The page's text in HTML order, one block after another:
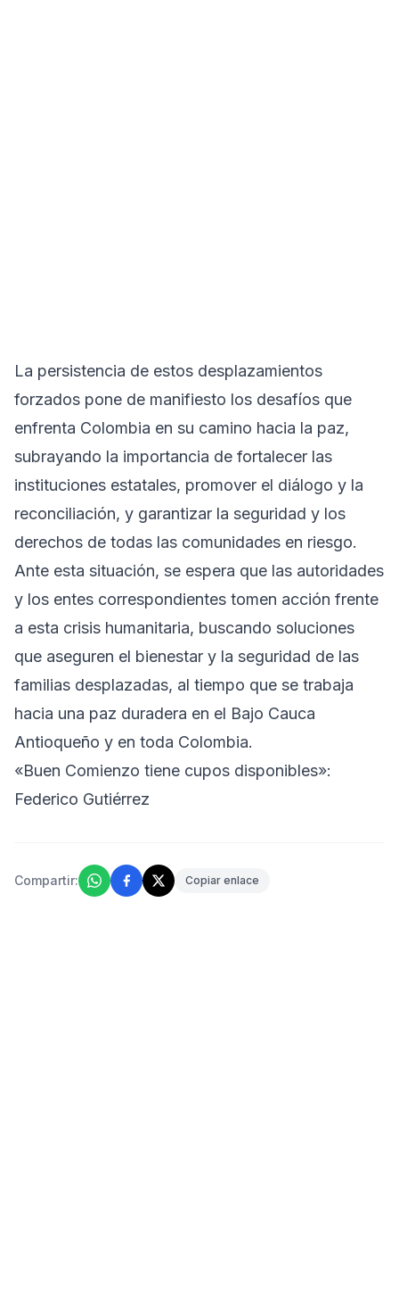
La persistencia de estos desplazamientos
forzados pone de manifiesto los desafíos que
enfrenta Colombia en su camino hacia la paz,
subrayando la importancia de fortalecer las
instituciones estatales, promover el diálogo y la
reconciliación, y garantizar la seguridad y los
derechos de todas las comunidades en riesgo.
Ante esta situación, se espera que las autoridades
y los entes correspondientes tomen acción frente
a esta crisis humanitaria, buscando soluciones
que aseguren el bienestar y la seguridad de las
familias desplazadas, al tiempo que se trabaja
hacia una paz duradera en el Bajo Cauca
Antioqueño y en toda Colombia.
«Buen Comienzo tiene cupos disponibles»:
Federico Gutiérrez
Compartir: Copiar enlace